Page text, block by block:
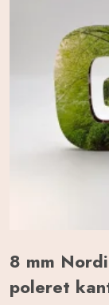
8 mm
poleret